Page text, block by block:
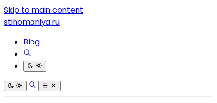
Skip to main content
stihomaniya.ru
Blog